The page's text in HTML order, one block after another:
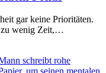
gar keine Prioritäten.
zu wenig Zeit,…